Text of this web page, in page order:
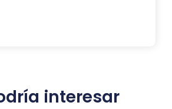
interesar